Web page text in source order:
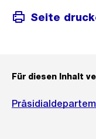
Seite
Für diesen Inhalt